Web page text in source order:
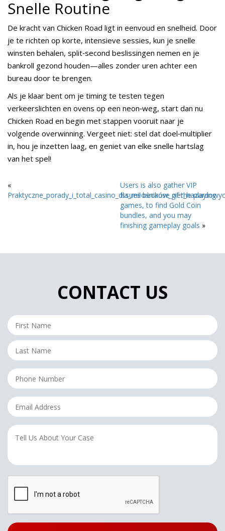
Snelle Routine
De kracht van Chicken Road ligt in eenvoud en snelheid. Door
je te richten op korte, intensieve sessies, kun je snelle
winsten behalen, split‑second beslissingen nemen en je
bankroll gezond houden—alles zonder uren achter een
bureau door te brengen.
Als je klaar bent om je timing te testen tegen
verkeerslichten en ovens op een neon‑weg, start dan nu
Chicken Road en begin met stappen vooruit naar je
volgende overwinning. Vergeet niet: stel dat doel‑multiplier
in, hou je inzetten laag, en geniet van elke snelle hartslag
van het spel!
«
Users is also gather VIP
Issues because of the playing
games, to find Gold Coin
bundles, and you may
finishing gameplay goals »
CONTACT US